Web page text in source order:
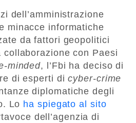
dell’amministrazione
minacce informatiche
da fattori geopolitici
con Paesi
minded, l’Fbi ha deciso di
di esperti dicyber-crime
diplomatiche degli
Lo ha spiegato al sito
dell’agenzia di